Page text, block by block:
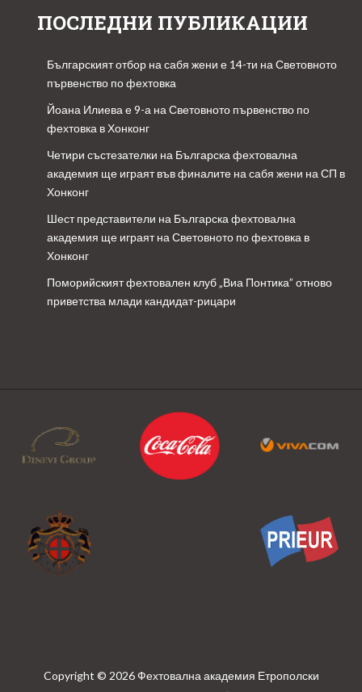
ПОСЛЕДНИ ПУБЛИКАЦИИ
Българският отбор на сабя жени е 14-ти на Световното
първенство по фехтовка
Йоана Илиева е 9-а на Световното първенство по
фехтовка в Хонконг
Четири състезателки на Българска фехтовална
академия ще играят във финалите на сабя жени на СП в
Хонконг
Шест представители на Българска фехтовална
академия ще играят на Световното по фехтовка в
Хонконг
Поморийският фехтовален клуб „Виа Понтика” отново
приветства млади кандидат-рицари
Copyright © 2026 Фехтовална академия Етрополски